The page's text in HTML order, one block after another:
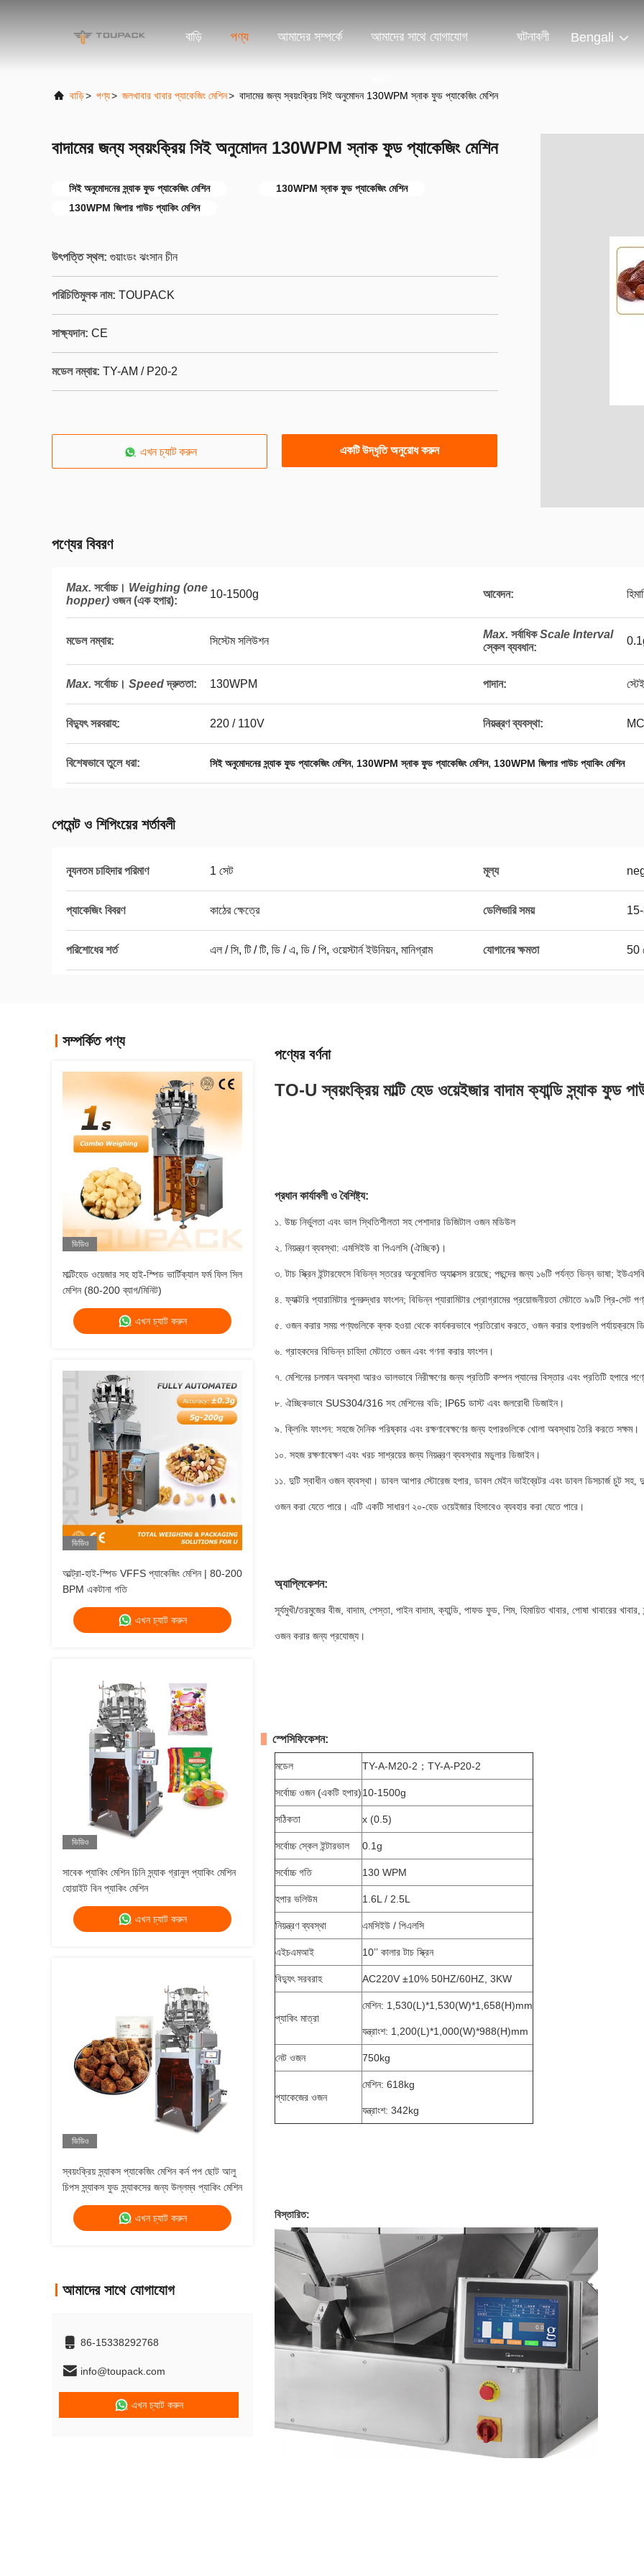
বাড়ি পণ্য আমাদের সম্পর্কে আমাদের সাথে যোগাযোগ ঘটনাবলী Bengali
বাড়ি> পণ্য> জলখাবার খাবার প্যাকেজিং মেশিন> বাদামের জন্য স্বয়ংক্রিয় সিই অনুমোদন 130WPM স্নাক ফুড প্যাকেজিং মেশিন
বাদামের জন্য স্বয়ংক্রিয় সিই অনুমোদন 130WPM স্নাক ফুড প্যাকেজিং মেশিন
সিই অনুমোদনের স্ন্যাক ফুড প্যাকেজিং মেশিন
130WPM স্নাক ফুড প্যাকেজিং মেশিন
130WPM জিপার পাউচ প্যাকিং মেশিন
উৎপত্তি স্থল: গুয়াংডং ঝংসান চীন
পরিচিতিমুলক নাম: TOUPACK
সাক্ষ্যদান: CE
মডেল নম্বার: TY-AM / P20-2
এখন চ্যাট করুন একটি উদ্ধৃতি অনুরোধ করুন
পণ্যের বিবরণ
Max. সর্বোচ্চ। Weighing (one
hopper) ওজন (এক হপার):
10-1500g আবেদন:
মডেল নম্বার: সিস্টেম সলিউশন
Max. সর্বাধিক Scale Interval
স্কেল ব্যবধান:
Max. সর্বোচ্চ। Speed দ্রুততা: 130WPM পাদান:
বিদ্যুৎ সরবরাহ: 220 / 110V নিয়ন্ত্রণ ব্যবস্থা:
বিশেষভাবে তুলে ধরা: সিই অনুমোদনের স্ন্যাক ফুড প্যাকেজিং মেশিন, 130WPM স্নাক ফুড প্যাকেজিং মেশিন, 130WPM জিপার পাউচ প্যাকিং মেশিন
পেমেন্ট ও শিপিংয়ের শর্তাবলী
ন্যূনতম চাহিদার পরিমাণ 1 সেট মূল্য
প্যাকেজিং বিবরণ কাঠের ক্ষেত্রে ডেলিভারি সময় 15-
পরিশোধের শর্ত এল / সি, টি / টি, ডি / এ, ডি / পি, ওয়েস্টার্ন ইউনিয়ন, মানিগ্রাম যোগানের ক্ষমতা 50
সম্পর্কিত পণ্য
ভিডিও
মাল্টিহেড ওয়েজার সহ হাই-স্পিড ভার্টিক্যাল ফর্ম ফিল সিল
মেশিন (80-200 ব্যাগ/মিনিট)
এখন চ্যাট করুন
ভিডিও
আল্ট্রা-হাই-স্পিড VFFS প্যাকেজিং মেশিন | 80-200
BPM একটানা গতি
এখন চ্যাট করুন
ভিডিও
সাবেক প্যাকিং মেশিন চিনি স্ন্যাক গ্রানুল প্যাকিং মেশিন
হোয়াইট বিন প্যাকিং মেশিন
এখন চ্যাট করুন
ভিডিও
স্বয়ংক্রিয় স্ন্যাকস প্যাকেজিং মেশিন কর্ন পপ ছোট আলু
চিপস স্ন্যাকস ফুড স্ন্যাকসের জন্য উল্লম্ব প্যাকিং মেশিন
এখন চ্যাট করুন
আমাদের সাথে যোগাযোগ
86-15338292768
info@toupack.com
এখন চ্যাট করুন
পণ্যের বর্ণনা
TO-U স্বয়ংক্রিয় মাল্টি হেড ওয়েইজার বাদাম ক্যান্ডি স্ন্যাক ফুড
প্রধান কার্যাবলী ও বৈশিষ্ট্য:
১. উচ্চ নির্ভুলতা এবং ভাল স্থিতিশীলতা সহ পেশাদার ডিজিটাল ওজন মডিউল
২. নিয়ন্ত্রণ ব্যবস্থা: এমসিইউ বা পিএলসি (ঐচ্ছিক)।
৩. টাচ স্ক্রিন ইন্টারফেসে বিভিন্ন স্তরের অনুমোদিত অ্যাক্সেস রয়েছে; পছন্দের জন্য ১৬টি পর্যন্ত ভিন্ন ভাষা;
৪. ফ্যাক্টরি প্যারামিটার পুনরুদ্ধার ফাংশন; বিভিন্ন প্যারামিটার প্রোগ্রামের প্রয়োজনীয়তা মেটাতে ৯৯টি প্রি-সেট
৫. ওজন করার সময় পণ্যগুলিকে ব্লক হওয়া থেকে কার্যকরভাবে প্রতিরোধ করতে, ওজন করার হপারগুলি পর্যায়ক্রমে
৬. গ্রাহকদের বিভিন্ন চাহিদা মেটাতে ওজন এবং গণনা করার ফাংশন।
৭. মেশিনের চলমান অবস্থা আরও ভালভাবে নিরীক্ষণের জন্য প্রতিটি কম্পন প্যানের বিস্তার এবং প্রতিটি হপারে
৮. ঐচ্ছিকভাবে SUS304/316 সহ মেশিনের বডি; IP65 ডাস্ট এবং জলরোধী ডিজাইন।
৯. ক্লিনিং ফাংশন: সহজে দৈনিক পরিষ্কার এবং রক্ষণাবেক্ষণের জন্য হপারগুলিকে খোলা অবস্থায় তৈরি করতে সক্ষম।
১০. সহজ রক্ষণাবেক্ষণ এবং খরচ সাশ্রয়ের জন্য নিয়ন্ত্রণ ব্যবস্থার মডুলার ডিজাইন।
১১. দুটি স্বাধীন ওজন ব্যবস্থা। ডাবল আপার স্টোরেজ হপার, ডাবল মেইন ভাইব্রেটর এবং ডাবল ডিসচার্জ চুট সহ,
ওজন করা যেতে পারে। এটি একটি সাধারণ ২০-হেড ওয়েইজার হিসাবেও ব্যবহার করা যেতে পারে।
অ্যাপ্লিকেশন:
সূর্যমুখী/তরমুজের বীজ, বাদাম, পেস্তা, পাইন বাদাম, ক্যান্ডি, পাফড ফুড, শিম, হিমায়িত খাবার, পোষা খাবারের
ওজন করার জন্য প্রযোজ্য।
স্পেসিফিকেশন:
মডেল TY-A-M20-2；TY-A-P20-2
সর্বোচ্চ ওজন (একটি হপার)10-1500g
সঠিকতা x (0.5)
সর্বোচ্চ স্কেল ইন্টারভাল 0.1g
সর্বোচ্চ গতি 130 WPM
হপার ভলিউম 1.6L / 2.5L
নিয়ন্ত্রণ ব্যবস্থা এমসিইউ / পিএলসি
এইচএমআই 10’’ কালার টাচ স্ক্রিন
বিদ্যুৎ সরবরাহ AC220V ±10% 50HZ/60HZ, 3KW
প্যাকিং মাত্রা
মেশিন: 1,530(L)*1,530(W)*1,658(H)mm
যন্ত্রাংশ: 1,200(L)*1,000(W)*988(H)mm
নেট ওজন 750kg
প্যাকেজের ওজন
মেশিন: 618kg
যন্ত্রাংশ: 342kg
বিস্তারিত: